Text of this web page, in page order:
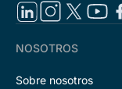
NOSOTROS
Sobre nosotros